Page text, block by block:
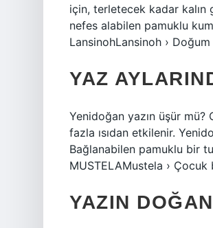
için, terletecek kadar kalın
nefes alabilen pamuklu
LansinohLansinoh › Doğum
YAZ
Yenidoğan yazın üşür
fazla ısıdan etkilenir.
Bağlanabilen pamuklu bir
MUSTELAMustela › Çocuk
YAZIN